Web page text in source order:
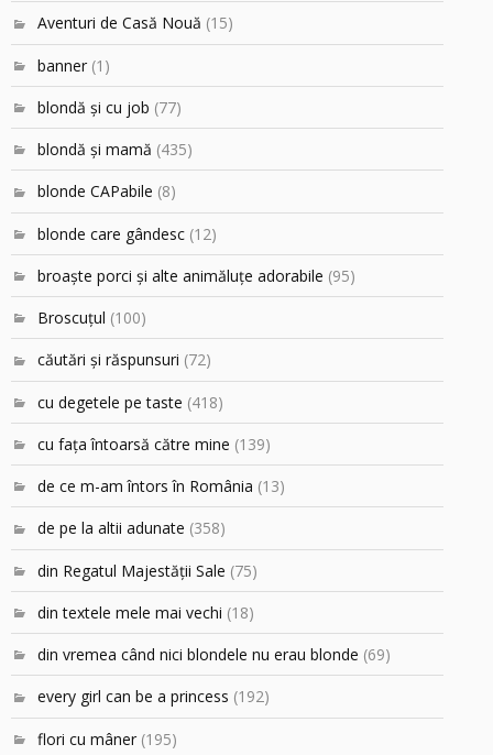
Aventuri de Casă Nouă (15)
banner (1)
blondă şi cu job (77)
blondă şi mamă (435)
blonde CAPabile (8)
blonde care gândesc (12)
broaşte porci şi alte animăluţe adorabile (95)
Broscuțul (100)
căutări şi răspunsuri (72)
cu degetele pe taste (418)
cu faţa întoarsă către mine (139)
de ce m-am întors în România (13)
de pe la altii adunate (358)
din Regatul Majestăţii Sale (75)
din textele mele mai vechi (18)
din vremea când nici blondele nu erau blonde (69)
every girl can be a princess (192)
flori cu mâner (195)